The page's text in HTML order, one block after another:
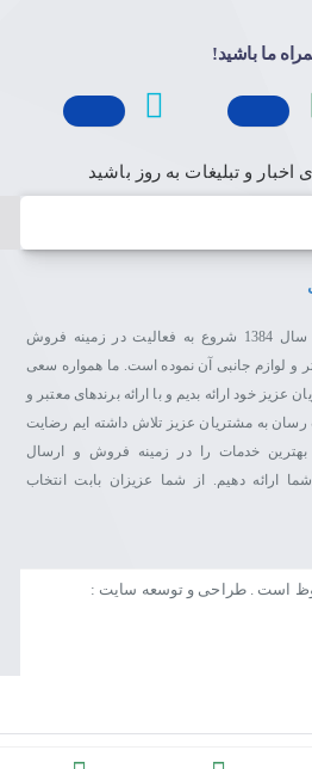
ما باشید!
اخبار و تبلیغات به روز باشید
فروشگاه اینترنتی تکتازشاپ از سال 1384 شروع به فعالیت در زمینه فروش
و لوازم جانبی آن نموده است. ما همواره سعی
عزیز خود ارائه بدیم و با ارائه برندهای معتبر و
به مشتریان عزیز تلاش داشته ایم رضایت
خدمات را در زمینه فروش و ارسال
ارائه دهیم. از شما عزیزان بابت انتخاب
است . طراحی و توسعه سایت :